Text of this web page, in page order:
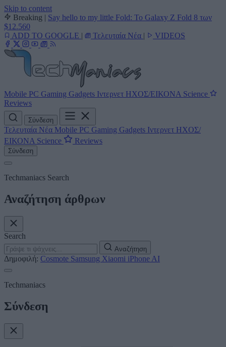
Skip to content
Breaking | Say hello to my little Fold: Το Galaxy Z Fold 8 των
$12.560
ADD TO GOOGLE | Τελευταία Νέα | VIDEOS
Mobile PC Gaming Gadgets Ιντερνετ ΗΧΟΣ/ΕΙΚΟΝΑ Science
Reviews
Σύνδεση
Τελευταία Νέα Mobile PC Gaming Gadgets Ιντερνετ ΗΧΟΣ/
ΕΙΚΟΝΑ Science Reviews
Σύνδεση
Techmaniacs Search
Αναζήτηση άρθρων
Search
Αναζήτηση
Δημοφιλή: Cosmote Samsung Xiaomi iPhone AI
Techmaniacs
Σύνδεση